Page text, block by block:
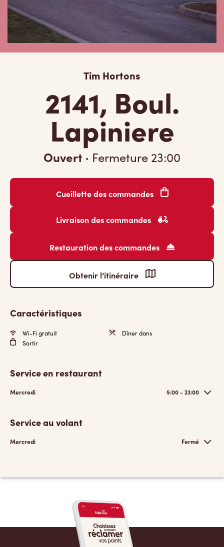
Tim Hortons
2141, Boul.
Lapiniere
Ouvert · Fermeture 23:00
Cueillette des commandes
Livraison des commandes
Restauration des commandes
Obtenir l’itinéraire
Caractéristiques
Wi-Fi gratuit
Dîner dans
Sortir
Service en restaurant
Mercredi 5:00 - 23:00
Service au volant
Mercredi Fermé